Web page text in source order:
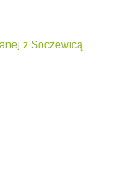
z Soczewicą